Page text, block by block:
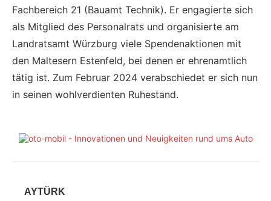
Fachbereich 21 (Bauamt Technik). Er engagierte sich
als Mitglied des Personalrats und organisierte am
Landratsamt Würzburg viele Spendenaktionen mit
den Maltesern Estenfeld, bei denen er ehrenamtlich
tätig ist. Zum Februar 2024 verabschiedet er sich nun
in seinen wohlverdienten Ruhestand.
AYTÜRK